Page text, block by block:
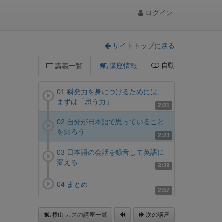
ログイン
サイトトップに戻る
講義一覧 講座情報 自動
2:21
01 瞬発力を身につけるためには、
まずは「思う力」
2:23
02 自分が日本語で思っていること
を知ろう
3:28
03 日本語の会話を録音して英語に
変える
2:57
04 まとめ
横山 カズの講座一覧 次の講座